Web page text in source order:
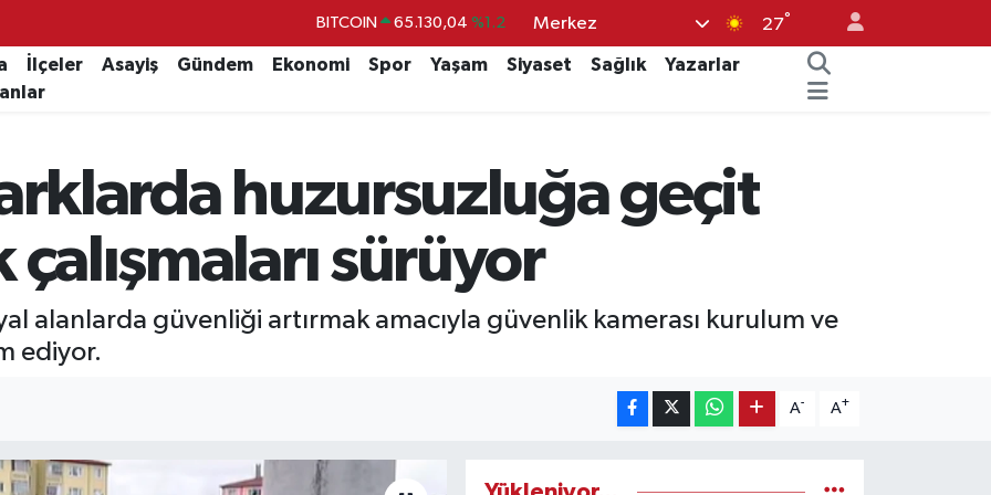
DOLAR 47,7106 %0.17
EURO 55,1652 %0.27
BİST100 13.773 %-19
Merkez 27°
İlçeler Asayiş Gündem Ekonomi Spor Yaşam Siyaset Sağlık
Yazarlar
huzursuzluğa geçit
sürüyor
alanlarda güvenliği artırmak amacıyla güvenlik kamerası kurulum ve
ediyor.
A- A+